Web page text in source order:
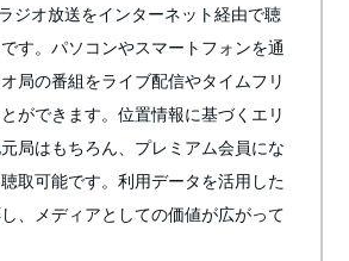
ジオ放送をインターネット経由で聴
す。パソコンやスマートフォンを通
局の番組をライブ配信やタイムフリ
ができます。位置情報に基づくエリ
局はもちろん、プレミアム会員にな
取可能です。利用データを活用した
、メディアとしての価値が広がって